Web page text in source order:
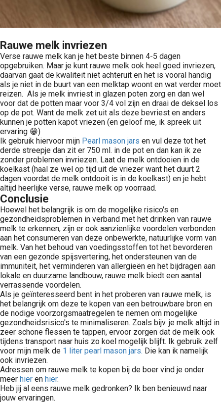
Rauwe melk invriezen
Verse rauwe melk kan je het beste binnen 4-5 dagen
opgebruiken. Maar je kunt rauwe melk ook heel goed invriezen,
daarvan gaat de kwaliteit niet achteruit en het is vooral handig
als je niet in de buurt van een melktap woont en wat verder moet
reizen. Als je melk invriest in glazen poten zorg en dan wel
voor dat de potten maar voor 3/4 vol zijn en draai de deksel los
op de pot. Want de melk zet uit als deze bevriest en anders
kunnen je potten kapot vriezen (en geloof me, ik spreek uit
ervaring 😁)
Ik gebruik hiervoor mijn Pearl mason jars en vul deze tot het
derde streepje dan zit er 750 ml. in de pot en dan kan ik ze
zonder problemen invriezen. Laat de melk ontdooien in de
koelkast (haal ze wel op tijd uit de vriezer want het duurt 2
dagen voordat de melk ontdooit is in de koelkast) en je hebt
altijd heerlijke verse, rauwe melk op voorraad.
Conclusie
Hoewel het belangrijk is om de mogelijke risico's en
gezondheidsproblemen in verband met het drinken van rauwe
melk te erkennen, zijn er ook aanzienlijke voordelen verbonden
aan het consumeren van deze onbewerkte, natuurlijke vorm van
melk. Van het behoud van voedingsstoffen tot het bevorderen
van een gezonde spijsvertering, het ondersteunen van de
immuniteit, het verminderen van allergieën en het bijdragen aan
lokale en duurzame landbouw, rauwe melk biedt een aantal
verrassende voordelen.
Als je geïnteresseerd bent in het proberen van rauwe melk, is
het belangrijk om deze te kopen van een betrouwbare bron en
de nodige voorzorgsmaatregelen te nemen om mogelijke
gezondheidsrisico's te minimaliseren. Zoals bijv. je melk altijd in
zeer schone flessen te tappen, ervoor zorgen dat de melk ook
tijdens transport naar huis zo koel mogelijk blijft. Ik gebruik zelf
voor mijn melk de 1 liter pearl mason jars. Die kan ik namelijk
ook invriezen.
Adressen om rauwe melk te kopen bij de boer vind je onder
meer hier en hier.
Heb jij al eens rauwe melk gedronken? Ik ben benieuwd naar
jouw ervaringen.